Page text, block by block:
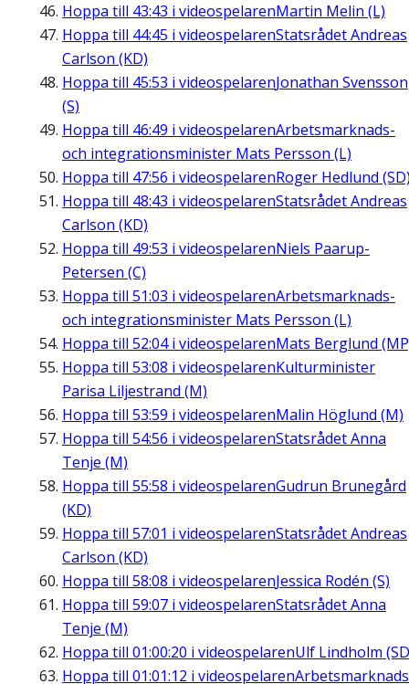
Hoppa till 43:43 i videospelarenMartin Melin (L)
Hoppa till 44:45 i videospelarenStatsrådet Andreas
Carlson (KD)
Hoppa till 45:53 i videospelarenJonathan Svensson
(S)
Hoppa till 46:49 i videospelarenArbetsmarknads-
och integrationsminister Mats Persson (L)
Hoppa till 47:56 i videospelarenRoger Hedlund
Hoppa till 48:43 i videospelarenStatsrådet Andreas
Carlson (KD)
Hoppa till 49:53 i videospelarenNiels Paarup-
Petersen (C)
Hoppa till 51:03 i videospelarenArbetsmarknads-
och integrationsminister Mats Persson (L)
Hoppa till 52:04i videospelarenMats Berglund
Hoppa till 53:08 i videospelarenKulturminister
Parisa Liljestrand (M)
Hoppa till 53:59 i videospelarenMalin Höglund (M)
Hoppa till 54:56 i videospelarenStatsrådet Anna
Tenje (M)
Hoppa till 55:58 i videospelarenGudrun Brunegård
(KD)
Hoppa till 57:01 i videospelarenStatsrådet Andreas
Carlson (KD)
Hoppa till 58:08 i videospelarenJessica Rodén (S)
Hoppa till 59:07 i videospelarenStatsrådet Anna
Tenje (M)
Hoppa till 01:00:20 i videospelarenUlf Lindholm
Hoppa till 01:01:12 i videospelaren